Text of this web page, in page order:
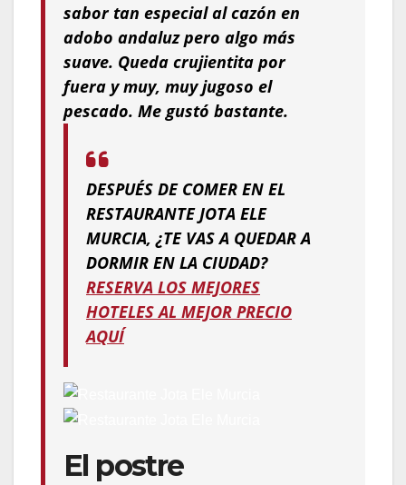
sabor tan especial al cazón en
adobo andaluz pero algo más
suave. Queda crujientita por
fuera y muy, muy jugoso el
pescado. Me gustó bastante.
DESPUÉS DE COMER EN EL
RESTAURANTE JOTA ELE
MURCIA, ¿TE VAS A QUEDAR A
DORMIR EN LA CIUDAD?
RESERVA LOS MEJORES
HOTELES AL MEJOR PRECIO
AQUÍ
El postre